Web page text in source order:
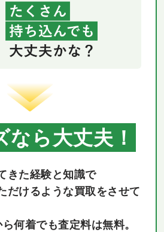
なら大丈夫！
きた経験と知識で
だけるような買取をさせて
何着でも査定料は無料。